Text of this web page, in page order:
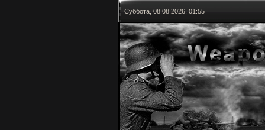
Суббота, 08.08.2026, 01:55